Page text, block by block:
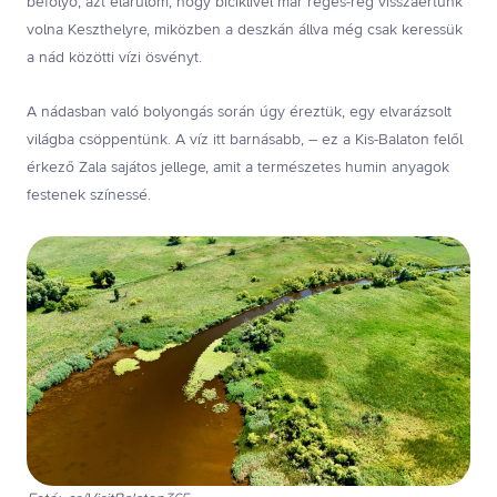
volna Keszthelyre, miközben a deszkán állva még csak keressük
a nád közötti vízi ösvényt.
A nádasban való bolyongás során úgy éreztük, egy elvarázsolt
világba csöppentünk. A víz itt barnásabb, – ez a Kis-Balaton felől
érkező Zala sajátos jellege, amit a természetes humin anyagok
festenek színessé.